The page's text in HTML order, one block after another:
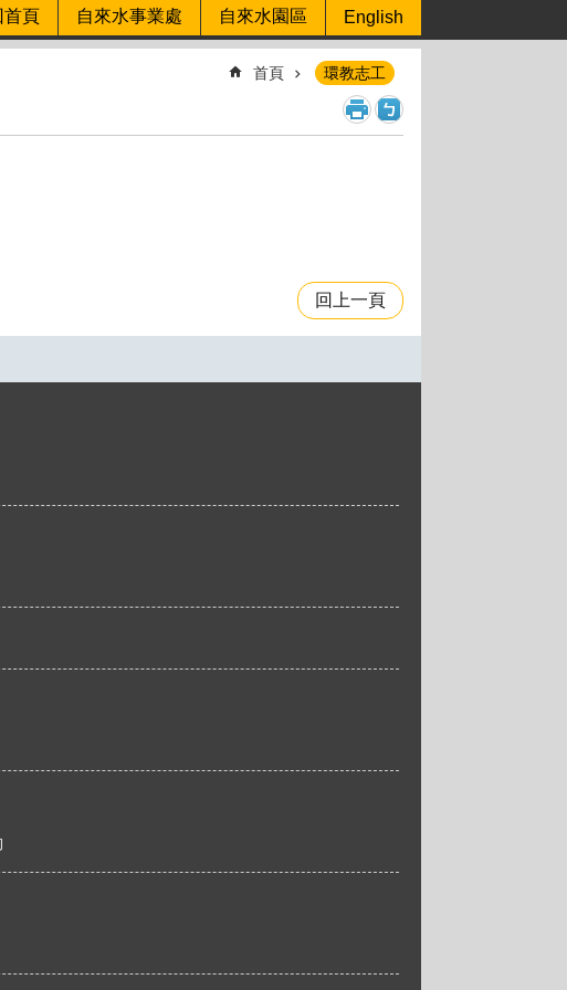
首頁 自來水事業處 自來水園區 English
首頁 環教志工
回上一頁